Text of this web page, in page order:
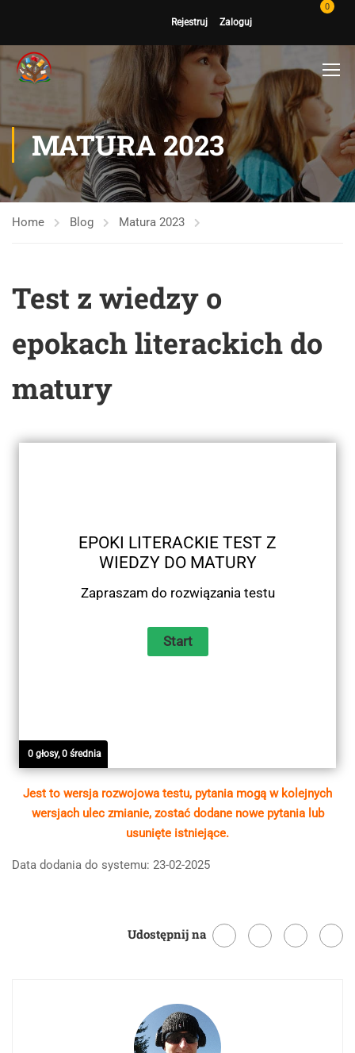
Rejestruj Zaloguj
0
MATURA 2023
Home Blog Matura 2023
Test z wiedzy o
epokach literackich do
matury
0 głosy, 0 średnia
EPOKI LITERACKIE TEST Z
WIEDZY DO MATURY
Zapraszam do rozwiązania testu
Jest to wersja rozwojowa testu, pytania mogą w kolejnych
wersjach ulec zmianie, zostać dodane nowe pytania lub
usunięte istniejące.
Data dodania do systemu: 23-02-2025
Udostępnij na